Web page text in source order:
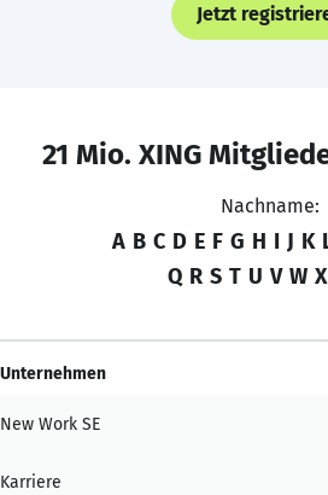
Jetzt
21 Mio. XING
Nachname:
A B C D E F G H I J K
Q R S T U V W X
Unternehmen
New Work SE
Karriere